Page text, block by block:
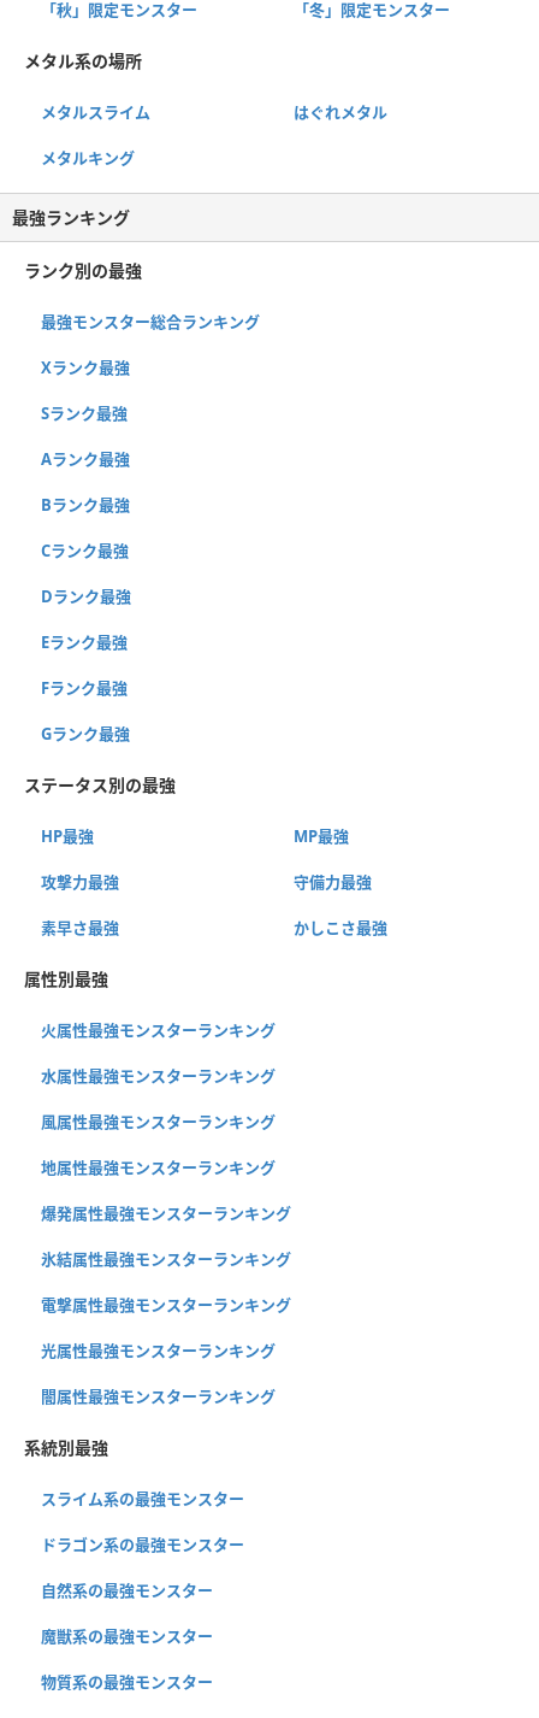
「秋」限定モンスター 「冬」限定モンスター
メタル系の場所
メタルスライム はぐれメタル
メタルキング
最強ランキング
ランク別の最強
最強モンスター総合ランキング
Xランク最強
Sランク最強
Aランク最強
Bランク最強
Cランク最強
Dランク最強
Eランク最強
Fランク最強
Gランク最強
ステータス別の最強
HP最強 MP最強
攻撃力最強 守備力最強
素早さ最強 かしこさ最強
属性別最強
火属性最強モンスターランキング
水属性最強モンスターランキング
風属性最強モンスターランキング
地属性最強モンスターランキング
爆発属性最強モンスターランキング
氷結属性最強モンスターランキング
電撃属性最強モンスターランキング
光属性最強モンスターランキング
闇属性最強モンスターランキング
系統別最強
スライム系の最強モンスター
ドラゴン系の最強モンスター
自然系の最強モンスター
魔獣系の最強モンスター
物質系の最強モンスター